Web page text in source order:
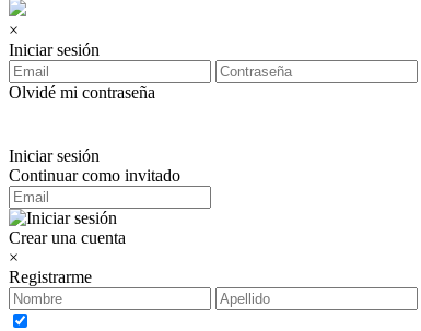
×
Iniciar sesión
Olvidé mi contraseña
Iniciar sesión
Continuar como invitado
Crear una cuenta
×
Registrarme